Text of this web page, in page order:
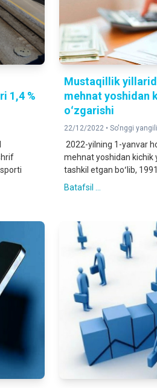
1,4 %
Mustaqillik
mehnat yoshidan
oʻzgarishi
22/12/2022 •So'nggi
2022-yilning 1-yanvar
mehnat yoshidan kichik
tashkil etgan boʻlib,
Batafsil ...